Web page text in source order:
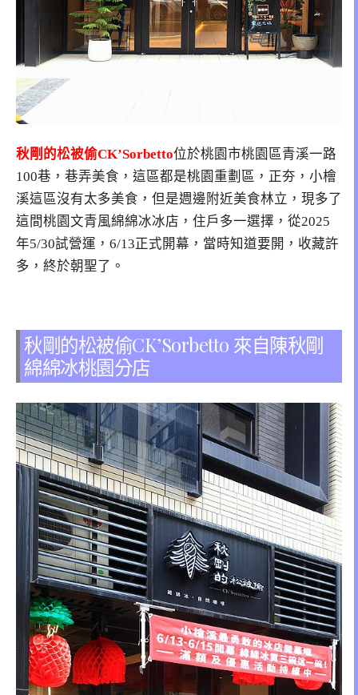
秋剛的松被偷CK’Sorbetto位於桃園市桃園區青溪一路
100巷，巷弄美食，這區都是桃園重劃區，正夯，小檜
溪這區沒有太多美食，但是週邊附近美食林立，現多了
這間桃園文青風綿綿冰冰店，住戶多一選擇 ，從2025
年5/30試營運，6/13正式開幕，當時知道要開，收藏許
多，終於朝聖了。
秋剛的松被偷CK’Sorbetto 來自陳秋剛
綿綿冰桃園分店